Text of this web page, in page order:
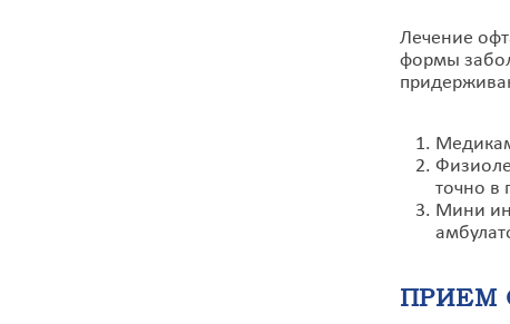
Лечение
формы
точно в
Мини
ПРИЕМ